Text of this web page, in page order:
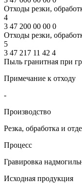
Отходы резки,
4
3 47 200 00 00 0
Отходы резки,
5
3 47 217 11 42 4
Пыль гранитная при
Примечание к отходу
-
Производство
Резка, обработка и
Процесс
Гравировка
Исходная продукция